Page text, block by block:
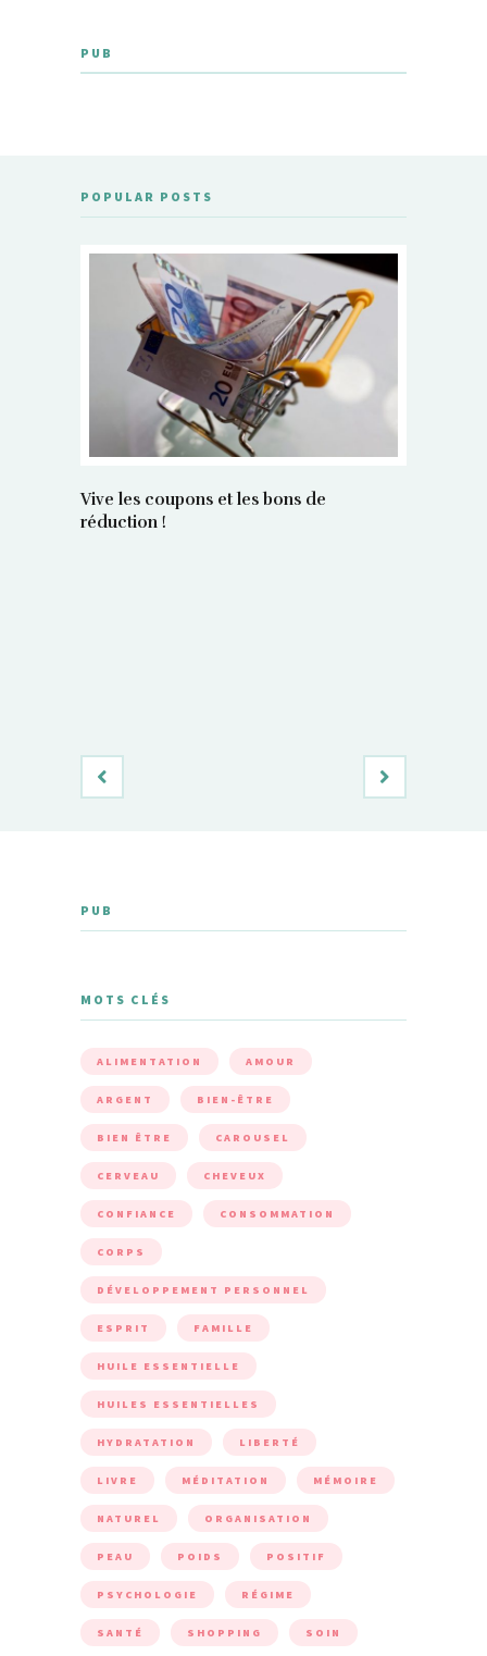
PUB
POPULAR POSTS
Vive les coupons et les bons de
réduction !
PUB
MOTS CLÉS
ALIMENTATION AMOUR
ARGENT BIEN-ÊTRE
BIEN ÊTRE CAROUSEL
CERVEAU CHEVEUX
CONFIANCE CONSOMMATION
CORPS
DÉVELOPPEMENT PERSONNEL
ESPRIT FAMILLE
HUILE ESSENTIELLE
HUILES ESSENTIELLES
HYDRATATION LIBERTÉ
LIVRE MÉDITATION MÉMOIRE
NATUREL ORGANISATION
PEAU POIDS POSITIF
PSYCHOLOGIE RÉGIME
SANTÉ SHOPPING SOIN